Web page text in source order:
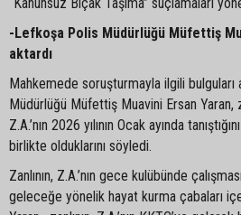
-Lefkoşa Polis Müdürlüğü Müfettiş
aktardı
Mahkemede soruşturmayla ilgili
Müdürlüğü Müfettiş Muavini Ersan Yaran,
Z.A.’nın 2026 yılının Ocak ayında
birlikte olduklarını söyledi.
Zanlının, Z.A.’nın gece kulübünde
geleceğe yönelik hayat kurma çabaları